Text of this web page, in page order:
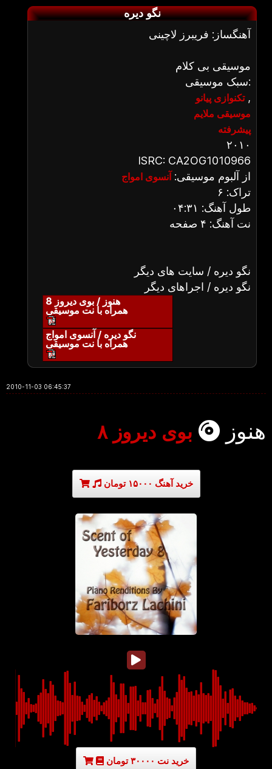
نگو دیره
آهنگساز: فریبرز لاچینی
موسیقی بی کلام
سبک موسیقی:
تکنوازی پیانو,
موسیقی ملایم
پیشرفته
۲۰۱۰
ISRC: CA2OG1010966
از آلبوم موسیقی: آنسوی امواج
تراک: ۶
طول آهنگ: ۰۴:۳۱
نت آهنگ: ۴ صفحه
نگو دیره / سایت های دیگر
نگو دیره / اجراهای دیگر
هنوز / بوی دیروز 8
همراه با نت موسیقی
نگو دیره / آنسوی امواج
همراه با نت موسیقی
2010-11-03 06:45:37
هنوز بوی دیروز ۸
خرید آهنگ ۱۵۰۰۰ تومان
خرید نت ۳۰۰۰۰ تومان